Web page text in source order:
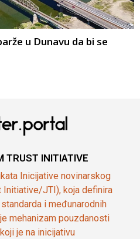
u Dunavu da bi se
TRUST INITIATIVE
Inicijative novinarskog
Initiative/JTI), koja definira
i međunarodnih
mehanizam pouzdanosti
je na inicijativu